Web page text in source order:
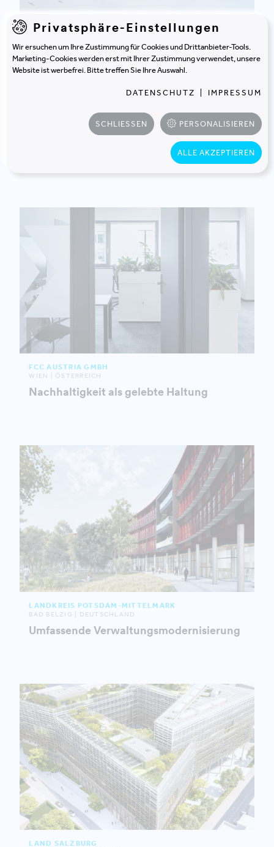
RAIFFEISEN REGION AMSTETTEN EGEN
AMSTETTEN | ÖSTERREICH
Aus einer Bank wird ein Ort für alle.
FCC AUSTRIA GMBH
WIEN | ÖSTERREICH
Nachhaltigkeit als gelebte Haltung
LANDKREIS POTSDAM-MITTELMARK
BAD BELZIG | DEUTSCHLAND
Umfassende Verwaltungsmodernisierung
LAND SALZBURG
Privatsphäre-Einstellungen
Wir ersuchen um Ihre Zustimmung für Cookies und Drittanbieter-Tools.
Marketing-Cookies werden erst mit Ihrer Zustimmung verwendet, unsere
Website ist werbefrei. Bitte treffen Sie Ihre Auswahl.
DATENSCHUTZ IMPRESSUM
SCHLIESSEN PERSONALISIEREN
ALLE AKZEPTIEREN